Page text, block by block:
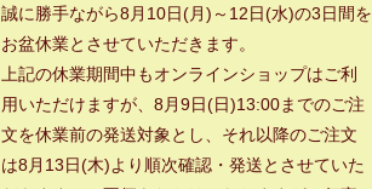
誠に勝手ながら8月10日(月)～12日(水)の3日間を
お盆休業とさせていただきます。
上記の休業期間中もオンラインショップはご利
用いただけますが、8月9日(日)13:00までのご注
文を休業前の発送対象とし、それ以降のご注文
は8月13日(木)より順次確認・発送とさせていた